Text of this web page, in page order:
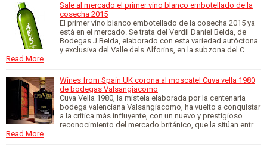
Sale al mercado el primer vino blanco embotellado de la
cosecha 2015
El primer vino blanco embotellado de la cosecha 2015 ya
está en el mercado. Se trata del Verdil Daniel Belda, de
Bodegas J Belda, elaborado con esta variedad autóctona
y exclusiva del Valle dels Alforins, en la subzona del C…
Read More
Wines from Spain UK corona al moscatel Cuva vella 1980
de bodegas Valsangiacomo
Cuva Vella 1980, la mistela elaborada por la centenaria
bodega valenciana Valsangiacomo, ha vuelto a conquistar
a la crítica más influyente, con un nuevo y prestigioso
reconocimiento del mercado británico, que la sitúan entr…
Read More